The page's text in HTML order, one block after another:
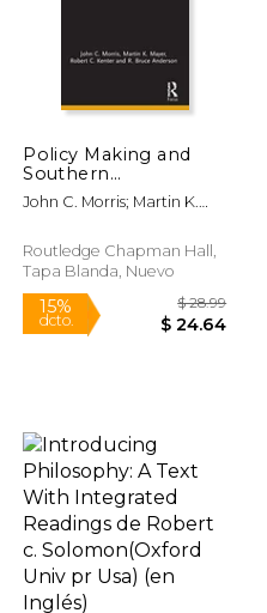
Policy Making and
Southern
Distinctiveness
(Routledge Research
Administration and
Public Policy) (en
John C. Morris; Martin K.
Bruce Anderson
Routledge Chapman Hall,
Tapa Blanda, Nuevo